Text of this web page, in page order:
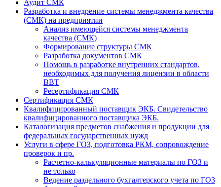
Аудит СМК
Разработка и внедрение системы менеджмента качества
(СМК) на предприятии
Анализ имеющейся системы менеджмента
качества (СМК)
Формирование структуры СМК
Разработка документов СМК
Помощь в разработке внутренних стандартов,
необходимых для получения лицензии в области
ВВТ
Ресертификация СМК
Сертификация СМК
Квалифицированный поставщик ЭКБ. Свидетельство
квалифицированного поставщика ЭКБ.
Каталогизация предметов снабжения и продукции для
федеральных государственных нужд
Услуги в сфере ГОЗ, подготовка РКМ, сопровождение
проверок и пр.
Расчетно-калькуляционные материалы по ГОЗ и
не только
Ведение раздельного бухгалтерского учета по ГОЗ